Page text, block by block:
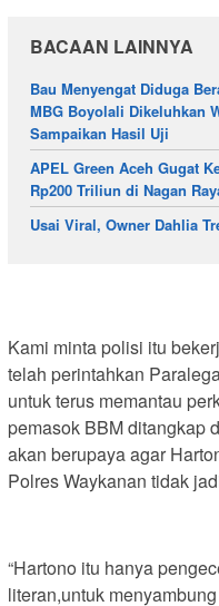
BACAAN LAINNYA
Bau Menyengat Diduga
MBG Boyolali Dikeluhkan
Sampaikan Hasil Uji
APEL Green Aceh Gugat
Rp200 Triliun di Nagan
Usai Viral, Owner Dahlia
Kami minta polisi itu
telah perintahkan
untuk terus memantau
pemasok BBM ditangkap
akan berupaya agar
Polres Waykanan tidak
“Hartono itu hanya
literan,untuk